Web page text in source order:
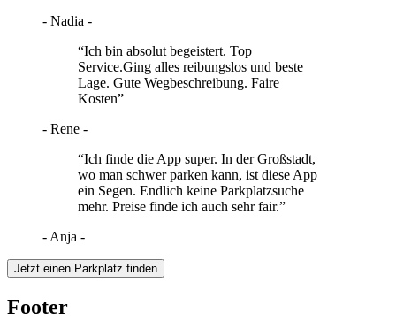
- Nadia -
“Ich bin absolut begeistert. Top
Service.Ging alles reibungslos und beste
Lage. Gute Wegbeschreibung. Faire
Kosten”
- Rene -
“Ich finde die App super. In der Großstadt,
wo man schwer parken kann, ist diese App
ein Segen. Endlich keine Parkplatzsuche
mehr. Preise finde ich auch sehr fair.”
- Anja -
Jetzt einen Parkplatz finden
Footer